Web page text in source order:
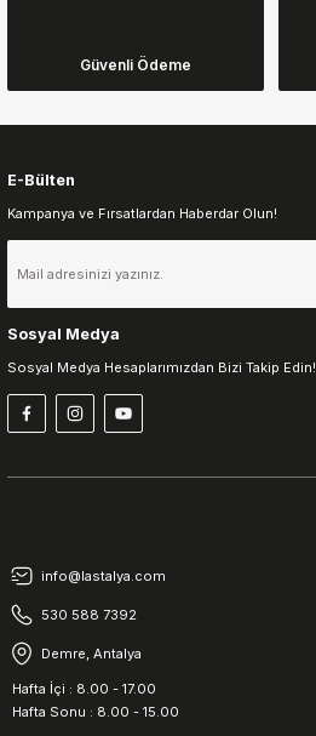
Gönder
Güvenli Ödeme
E-Bülten
Kampanya ve Fırsatlardan Haberdar Olun!
Sosyal Medya
Sosyal Medya Hesaplarımızdan Bizi Takip Edin!
info@lastalya.com
530 588 7392
Demre, Antalya
Hafta İçi : 8.00 - 17.00
Hafta Sonu : 8.00 - 15.00